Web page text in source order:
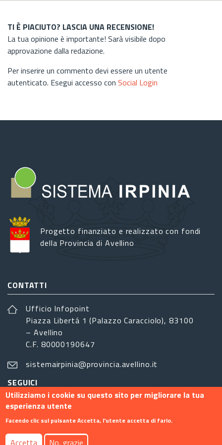
TI È PIACIUTO? LASCIA UNA RECENSIONE!
La tua opinione è importante! Sarà visibile dopo
approvazione dalla redazione.
Per inserire un commento devi essere un utente
autenticato. Esegui accesso con Social Login
Progetto finanziato e realizzato con fondi
della Provincia di Avellino
CONTATTI
Ufficio Infopoint
Piazza Libertá 1 (Palazzo Caracciolo), 83100
– Avellino
C.F. 80000190647
sistemairpinia@provincia.avellino.it
SEGUICI
Utilizziamo i cookie su questo sito per migliorare la tua
esperienza utente
Facendo clic sul pulsante Accetta, l'utente accetta di farlo.
Accetta No, grazie